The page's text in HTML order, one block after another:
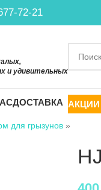
72-21
и удивительных
ДОСТАВКА
для грызунов »